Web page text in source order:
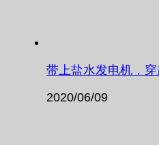
带上盐水发电机，
2020/06/09